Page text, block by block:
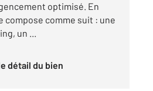
optimisé. En
compose comme suit : une
un ...
le détail du bien